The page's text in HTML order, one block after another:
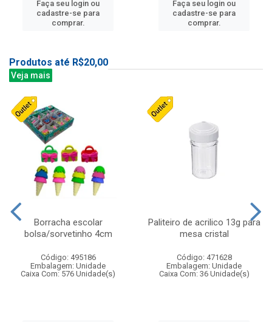
Faça seu login ou
cadastre-se para
comprar.
Faça seu login ou
cadastre-se para
comprar.
Produtos até R$20,00
Veja mais
Borracha escolar
bolsa/sorvetinho 4cm
Código: 495186
Embalagem: Unidade
Caixa Com: 576 Unidade(s)
Paliteiro de acrilico 13g para
mesa cristal
Código: 471628
Embalagem: Unidade
Caixa Com: 36 Unidade(s)